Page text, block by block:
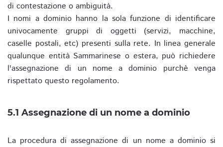
di contestazione o ambiguità.
I nomi a dominio hanno la sola funzione di identificare
univocamente gruppi di oggetti (servizi, macchine,
caselle postali, etc) presenti sulla rete. In linea generale
qualunque entità Sammarinese o estera, può richiedere
l'assegnazione di un nome a dominio purchè venga
rispettato questo regolamento.
5.1 Assegnazione di un nome a dominio
La procedura di assegnazione di un nome a dominio si